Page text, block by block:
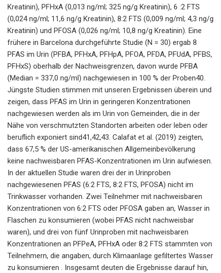
Kreatinin), PFHxA (0,013 ng/ml; 325 ng/g Kreatinin), 6 :2 FTS
(0,024 ng/ml; 11,6 ng/g Kreatinin), 8:2 FTS (0,009 ng/ml; 4,3 ng/g
Kreatinin) und PFOSA (0,026 ng/ml; 10,8 ng/g Kreatinin). Eine
frühere in Barcelona durchgeführte Studie (N = 30) ergab 8
PFAS im Urin (PFBA, PFHxA, PFHpA, PFOA, PFDA, PFUdA, PFBS,
PFHxS) oberhalb der Nachweisgrenzen, davon wurde PFBA
(Median = 337,0 ng/ml) nachgewiesen in 100 % der Proben40.
Jüngste Studien stimmen mit unseren Ergebnissen überein und
zeigen, dass PFAS im Urin in geringeren Konzentrationen
nachgewiesen werden als im Urin von Gemeinden, die in der
Nähe von verschmutzten Standorten arbeiten oder leben oder
beruflich exponiert sind41,42,43. Calafat et al. (2019) zeigten,
dass 67,5 % der US-amerikanischen Allgemeinbevölkerung
keine nachweisbaren PFAS-Konzentrationen im Urin aufwiesen.
In der aktuellen Studie waren drei der in Urinproben
nachgewiesenen PFAS (6:2 FTS, 8:2 FTS, PFOSA) nicht im
Trinkwasser vorhanden. Zwei Teilnehmer mit nachweisbaren
Konzentrationen von 6:2 FTS oder PFOSA gaben an, Wasser in
Flaschen zu konsumieren (wobei PFAS nicht nachweisbar
waren), und drei von fünf Urinproben mit nachweisbaren
Konzentrationen an PFPeA, PFHxA oder 8:2 FTS stammten von
Teilnehmern, die angaben, durch Klimaanlage gefiltertes Wasser
zu konsumieren . Insgesamt deuten die Ergebnisse darauf hin,